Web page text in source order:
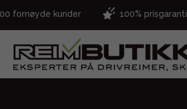
fornøyde kunder 100% prisgaranti